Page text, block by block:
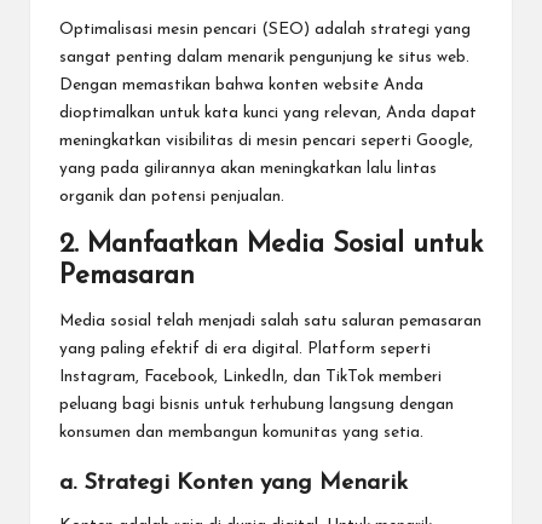
Optimalisasi mesin pencari (SEO) adalah strategi yang
sangat penting dalam menarik pengunjung ke situs web.
Dengan memastikan bahwa konten website Anda
dioptimalkan untuk kata kunci yang relevan, Anda dapat
meningkatkan visibilitas di mesin pencari seperti Google,
yang pada gilirannya akan meningkatkan lalu lintas
organik dan potensi penjualan.
2. Manfaatkan Media Sosial untuk
Pemasaran
Media sosial telah menjadi salah satu saluran pemasaran
yang paling efektif di era digital. Platform seperti
Instagram, Facebook, LinkedIn, dan TikTok memberi
peluang bagi bisnis untuk terhubung langsung dengan
konsumen dan membangun komunitas yang setia.
a. Strategi Konten yang Menarik